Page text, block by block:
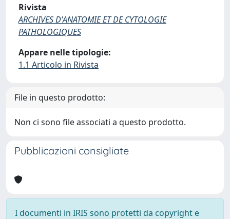
Rivista
ARCHIVES D'ANATOMIE ET DE CYTOLOGIE
PATHOLOGIQUES
Appare nelle tipologie:
1.1 Articolo in Rivista
File in questo prodotto:
Non ci sono file associati a questo prodotto.
Pubblicazioni consigliate
I documenti in IRIS sono protetti da copyright e